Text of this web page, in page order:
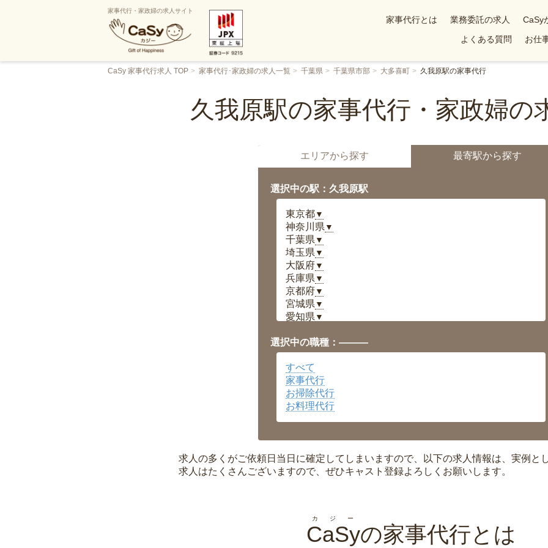
家事代行・家政婦の求人サイト
家事代行とは 業務委託の求人 CaSy
よくある質問
お仕
CaSy 家事代行求人 TOP 家事代行･家政婦の求人一覧 千葉県 千葉県市部 大多喜町 久我原駅の家事代行
久我原駅の家事代行・家政婦の
エリアから探す 最寄駅から探す
選択中の駅：久我原駅
東京都▼
神奈川県 ▼
千葉県 ▼
埼玉県 ▼
大阪府▼
兵庫県 ▼
京都府▼
宮城県 ▼
愛知県 ▼
岡山県▼
広島県▼
沖縄県
選択中の職種：———
すべて
家事代行
お掃除代行
お料理代行
求人の多くがご依頼日当日に確定してしまいますので、以下の求人情報は、実例と
求人はたくさんございますので、ぜひキャスト登録よろしくお願いします。
CaSy
カジー
の家事代行とは